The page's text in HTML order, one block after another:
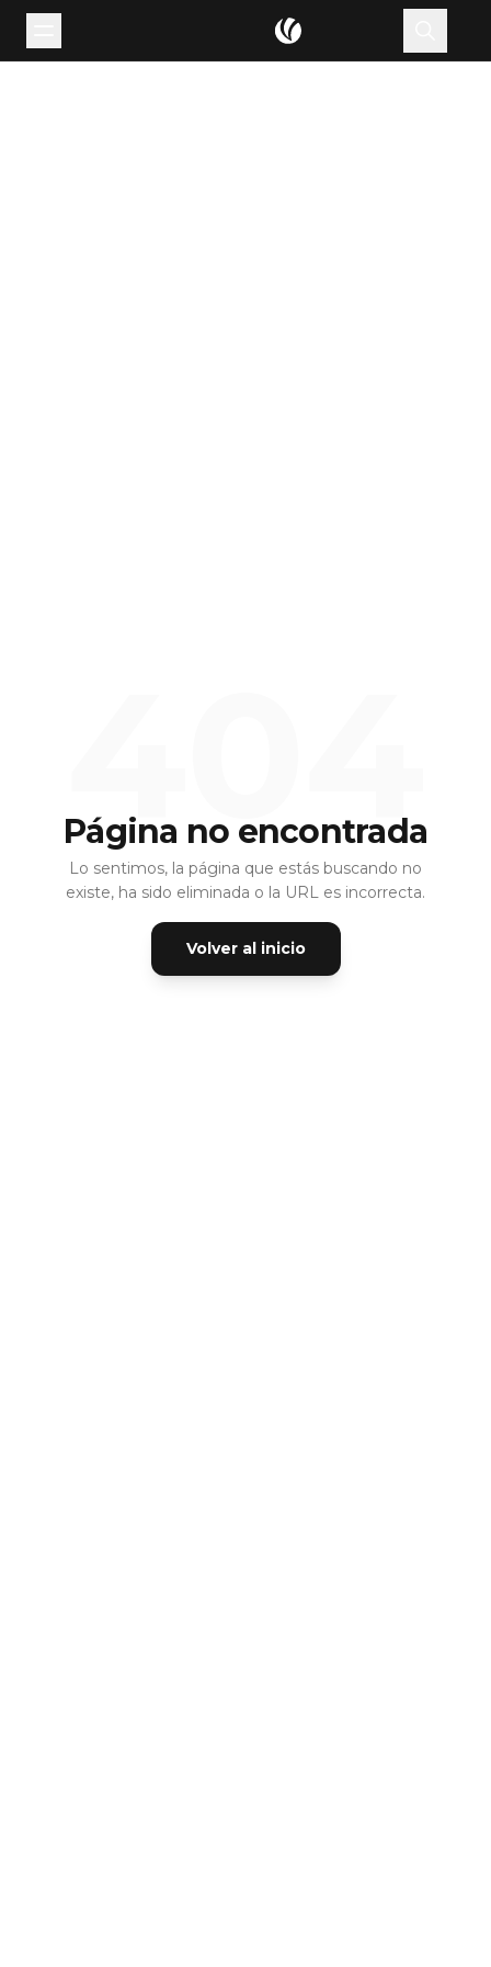
404
Página no encontrada
Lo sentimos, la página que estás buscando no
existe, ha sido eliminada o la URL es incorrecta.
Volver al inicio